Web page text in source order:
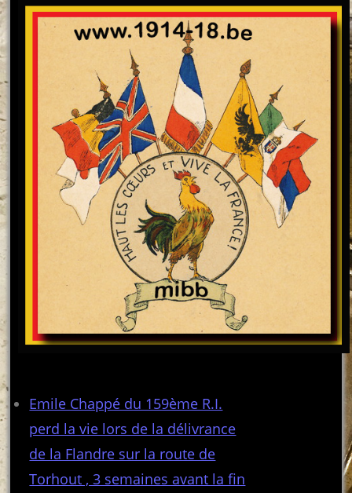
Emile Chappé du 159ème R.I.
perd la vie lors de la délivrance
de la Flandre sur la route de
Torhout , 3 semaines avant la fin